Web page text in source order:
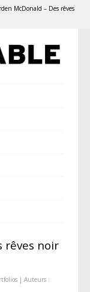
McDonald – Des rêves
rêves noir
| Auteurs :